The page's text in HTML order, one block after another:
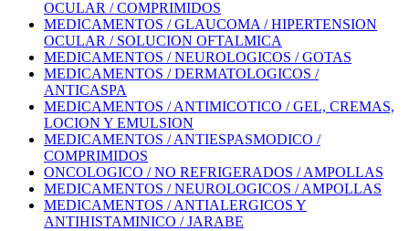
OCULAR / COMPRIMIDOS
MEDICAMENTOS / GLAUCOMA / HIPERTENSION
OCULAR / SOLUCION OFTALMICA
MEDICAMENTOS / NEUROLOGICOS / GOTAS
MEDICAMENTOS / DERMATOLOGICOS /
ANTICASPA
MEDICAMENTOS / ANTIMICOTICO / GEL, CREMAS,
LOCION Y EMULSION
MEDICAMENTOS / ANTIESPASMODICO /
COMPRIMIDOS
ONCOLOGICO / NO REFRIGERADOS / AMPOLLAS
MEDICAMENTOS / NEUROLOGICOS / AMPOLLAS
MEDICAMENTOS / ANTIALERGICOS Y
ANTIHISTAMINICO / JARABE